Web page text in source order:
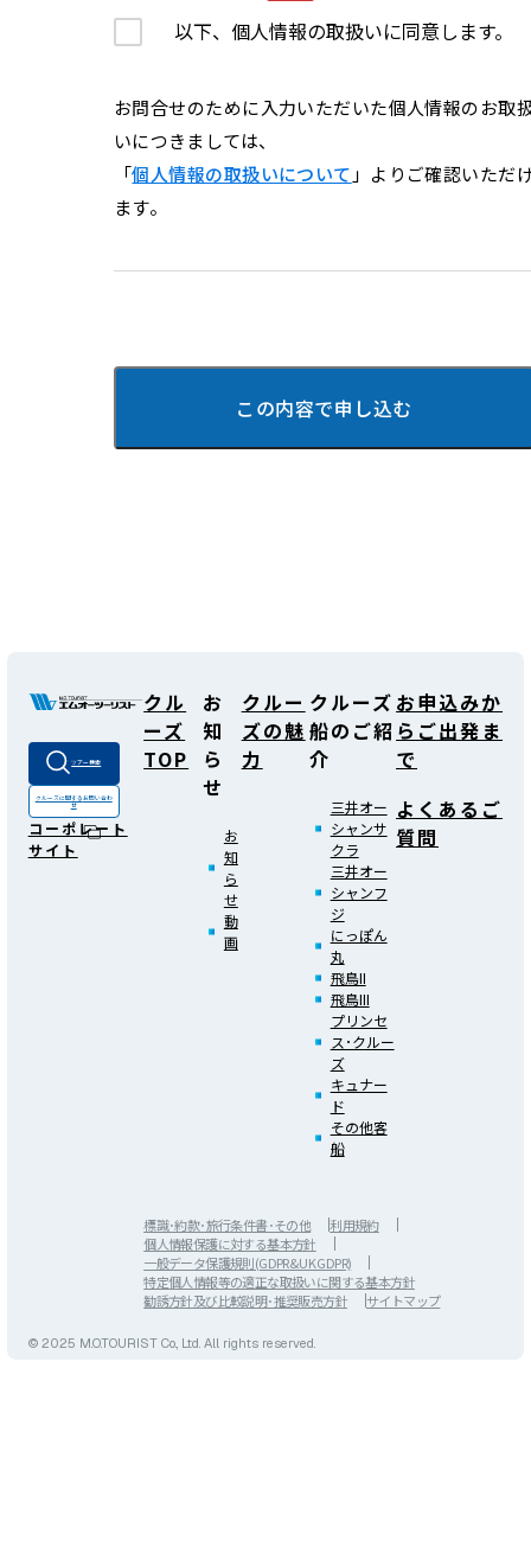
以下、個人情報の取扱いに同意します。
お問合せのために入力いただいた個人情報のお取
いにつきましては、
「個人情報の取扱いについて 」よりご確認いただ
ます。
ツアー検索
クルーズに関するお問い合わ
せ
コーポレート
サイト
クル
ーズ
TOP
お
知
ら
せ
お
知
ら
せ
動
画
クルー
ズの魅
力
クルーズ
船のご紹
介
三井オー
シャンサ
クラ
三井オー
シャンフ
ジ
にっぽん
丸
飛鳥II
飛鳥III
プリンセ
ス･クルー
ズ
キュナー
ド
その他客
船
お申込みか
らご出発ま
で
よくあるご
質問
標識･約款･旅行条件書･その他
利用規約
個人情報保護に対する基本方針
一般データ保護規則(GDPR&UK GDPR)
特定個人情報等の適正な取扱いに関する基本方針
勧誘方針及び比較説明･推奨販売方針
サイトマップ
© 2025 M.O.TOURIST Co., Ltd. All rights reserved.